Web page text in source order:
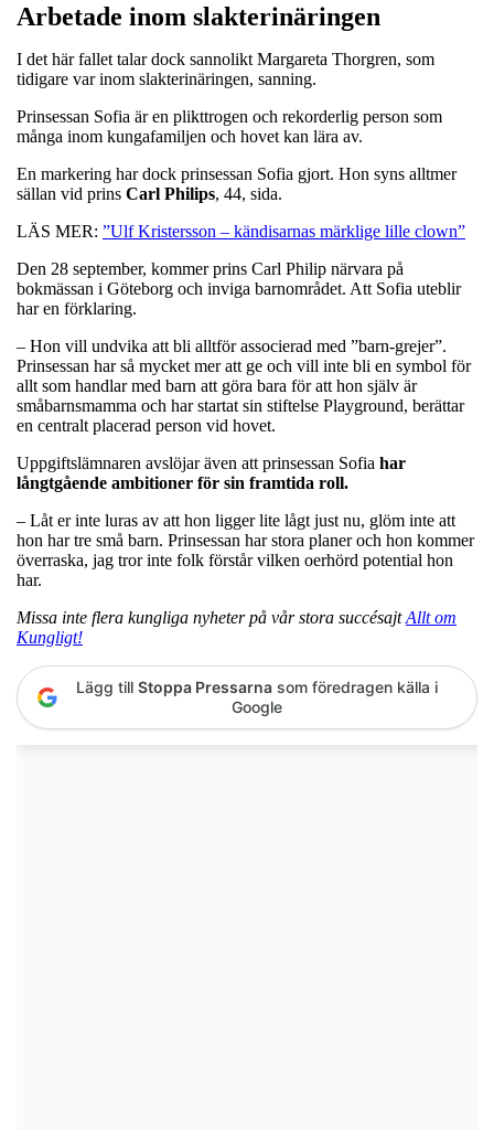
Arbetade inom slakterinäringen
I det här fallet talar dock sannolikt Margareta Thorgren, som
tidigare var inom slakterinäringen, sanning.
Prinsessan Sofia är en plikttrogen och rekorderlig person som
många inom kungafamiljen och hovet kan lära av.
En markering har dock prinsessan Sofia gjort. Hon syns alltmer
sällan vid prins Carl Philips, 44, sida.
LÄS MER: ”Ulf Kristersson – kändisarnas märklige lille clown”
Den 28 september, kommer prins Carl Philip närvara på
bokmässan i Göteborg och inviga barnområdet. Att Sofia uteblir
har en förklaring.
– Hon vill undvika att bli alltför associerad med ”barn-grejer”.
Prinsessan har så mycket mer att ge och vill inte bli en symbol för
allt som handlar med barn att göra bara för att hon själv är
småbarnsmamma och har startat sin stiftelse Playground, berättar
en centralt placerad person vid hovet.
Uppgiftslämnaren avslöjar även att prinsessan Sofia har
långtgående ambitioner för sin framtida roll.
– Låt er inte luras av att hon ligger lite lågt just nu, glöm inte att
hon har tre små barn. Prinsessan har stora planer och hon kommer
överraska, jag tror inte folk förstår vilken oerhörd potential hon
har.
Missa inte flera kungliga nyheter på vår stora succésajtAllt om
Kungligt!
Lägg till Stoppa Pressarna som föredragen källa i
Google